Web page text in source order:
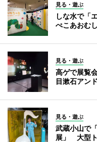
見る・遊ぶ
しな水で「
ぺこあおむ
見る・遊ぶ
高ゲで展覧
目漱石アン
見る・遊ぶ
武蔵小山で
展」 大型